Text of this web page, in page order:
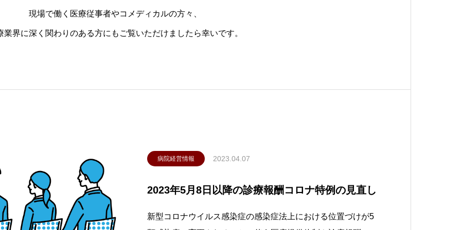
現場で働く医療従事者やコメディカルの方々、
業界に深く関わりのある方にもご覧いただけましたら幸いです。
病院経営情報 2023.04.07
2023年5月8日以降の診療報酬コロナ特例の見直し
新型コロナウイルス感染症の感染症法上における位置づけが5